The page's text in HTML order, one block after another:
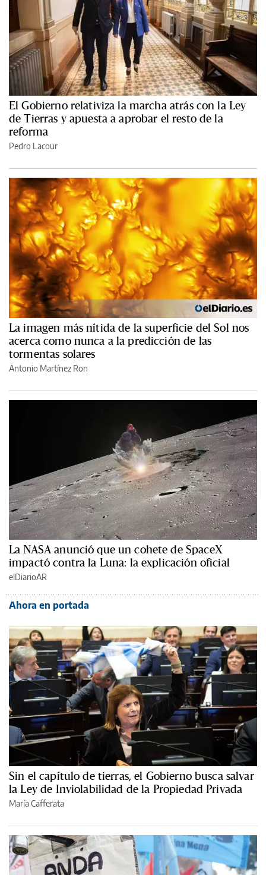
El Gobierno relativiza la marcha atrás con la Ley
de Tierras y apuesta a aprobar el resto de la
reforma
Pedro Lacour
La imagen más nítida de la superficie del Sol nos
acerca como nunca a la predicción de las
tormentas solares
Antonio Martínez Ron
La NASA anunció que un cohete de SpaceX
impactó contra la Luna: la explicación oficial
elDiarioAR
Ahora en portada
Sin el capítulo de tierras, el Gobierno busca salvar
la Ley de Inviolabilidad de la Propiedad Privada
María Cafferata